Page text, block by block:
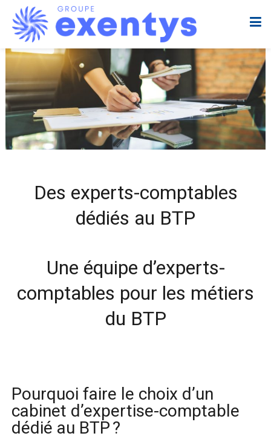
Des experts-comptables
dédiés au BTP
Une équipe d’experts-
comptables pour les métiers
du BTP
Pourquoi faire le choix d’un
cabinet d’expertise-comptable
dédié au BTP ?